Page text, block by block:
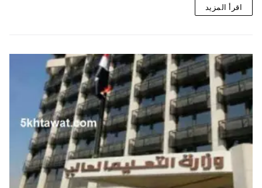
اقرأ المزيد